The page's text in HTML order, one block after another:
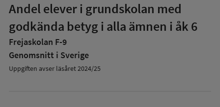
Andel elever i grundskolan med
godkända betyg i alla ämnen i åk 6
Frejaskolan F-9
Genomsnitt i Sverige
Uppgiften avser läsåret 2024/25